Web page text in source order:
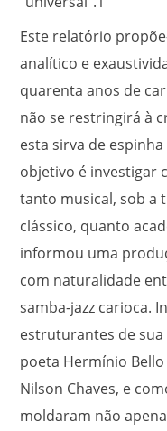
Este relatório
analítico e
quarenta anos de
não se restringirá à
esta sirva de
objetivo é investigar
tanto musical, sob a
clássico, quanto
informou uma
com naturalidade
samba-jazz carioca.
estruturantes de
poeta Hermínio
Nilson Chaves, e
moldaram não